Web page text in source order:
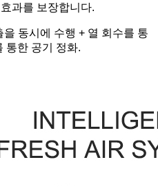
과를 보장합니다.
동시에 수행 + 열 회수를 통
통한 공기 정화.